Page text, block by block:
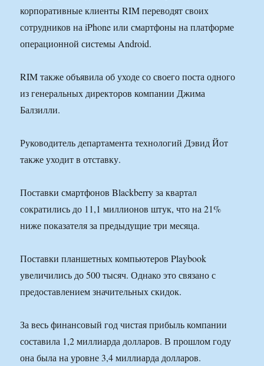
корпоративные клиенты RIM переводят своих
сотрудников на iPhone или смартфоны на платформе
операционной системы Android.
RIM также объявила об уходе со своего поста одного
из генеральных директоров компании Джима
Балзилли.
Руководитель департамента технологий Дэвид Йот
также уходит в отставку.
Поставки смартфонов Blackberry за квартал
сократились до 11,1 миллионов штук, что на 21%
ниже показателя за предыдущие три месяца.
Поставки планшетных компьютеров Playbook
увеличились до 500 тысяч. Однако это связано с
предоставлением значительных скидок.
За весь финансовый год чистая прибыль компании
составила 1,2 миллиарда долларов. В прошлом году
она была на уровне 3,4 миллиарда долларов.